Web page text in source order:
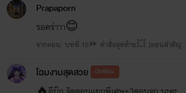
Prapaporn
รอคร่าาา😊
จากตอน: บทที่.16⏩ คำสั่งสุดท้าย💥 [ตอนสำคัญ
โฉมงามสุดสวย นักเขียน